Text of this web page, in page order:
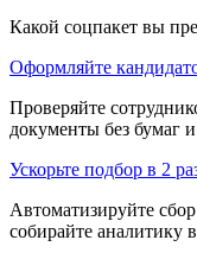
Какой соцпакет вы
Оформляйте
Проверяйте
документы без бумаг
Ускорьте подбор в 2
Автоматизируйте
собирайте аналитику